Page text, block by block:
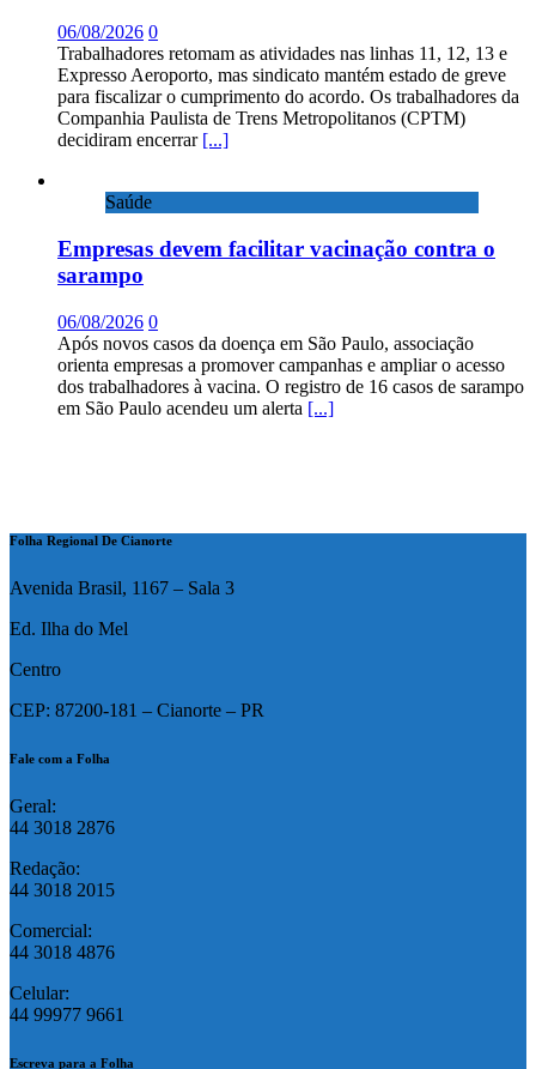
06/08/2026 0
Trabalhadores retomam as atividades nas linhas 11, 12, 13 e
Expresso Aeroporto, mas sindicato mantém estado de greve
para fiscalizar o cumprimento do acordo. Os trabalhadores da
Companhia Paulista de Trens Metropolitanos (CPTM)
decidiram encerrar [...]
Saúde
Empresas devem facilitar vacinação contra o
sarampo
06/08/2026 0
Após novos casos da doença em São Paulo, associação
orienta empresas a promover campanhas e ampliar o acesso
dos trabalhadores à vacina. O registro de 16 casos de sarampo
em São Paulo acendeu um alerta [...]
Folha Regional De Cianorte
Avenida Brasil, 1167 – Sala 3
Ed. Ilha do Mel
Centro
CEP: 87200-181 – Cianorte – PR
Fale com a Folha
Geral:
44 3018 2876
Redação:
44 3018 2015
Comercial:
44 3018 4876
Celular:
44 99977 9661
Escreva para a Folha